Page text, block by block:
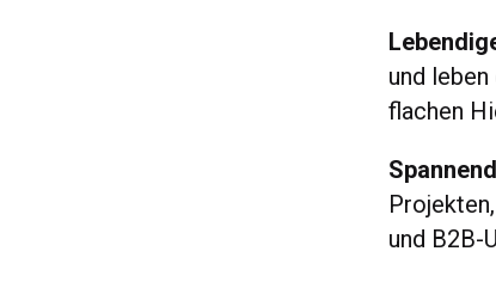
und
flachen
und B2B-